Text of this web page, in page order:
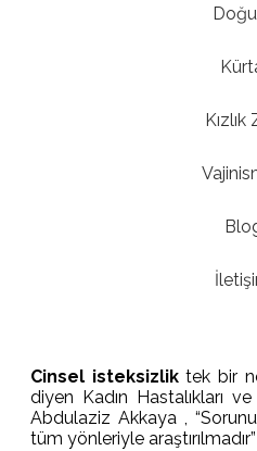
Kızlık
Cinsel isteksizliktek bir
diyen Kadın Hastalıkları
Abdulaziz Akkaya ,
tüm yönleriyle